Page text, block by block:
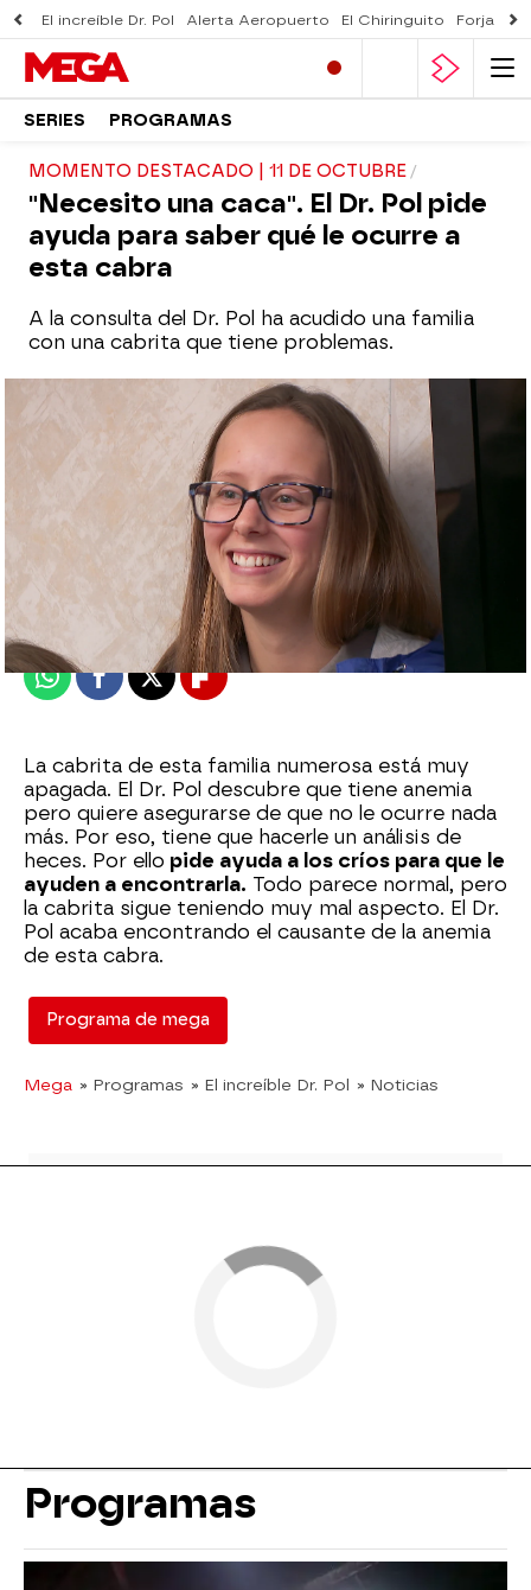
El increíble Dr. Pol Alerta Aeropuerto El Chiringuito Forjado
SERIES PROGRAMAS
MOMENTO DESTACADO | 11 DE OCTUBRE
"Necesito una caca". El Dr. Pol pide
ayuda para saber qué le ocurre a
esta cabra
A la consulta del Dr. Pol ha acudido una familia
con una cabrita que tiene problemas.
Madrid
Publicado: 11 de octubre de 2021, 17:02
WhatsappFacebook
X Flipboard
La cabrita de esta familia numerosa está muy
apagada. El Dr. Pol descubre que tiene anemia
pero quiere asegurarse de que no le ocurre nada
más. Por eso, tiene que hacerle un análisis de
heces. Por ello pide ayuda a los críos para que le
ayuden a encontrarla. Todo parece normal, pero
la cabrita sigue teniendo muy mal aspecto. El Dr.
Pol acaba encontrando el causante de la anemia
de esta cabra.
Programa de mega
Mega » Programas » El increíble Dr. Pol » Noticias
Programas